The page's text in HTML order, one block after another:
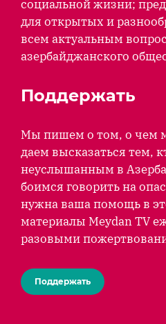
социальной жизни;
для открытых и
всем актуальным
азербайджанского
Поддержать
Мы пишем о том, о чем
даем высказаться тем,
неуслышанным в
боимся говорить на
нужна ваша помощь в
материалы Meydan TV
разовыми
Поддержать